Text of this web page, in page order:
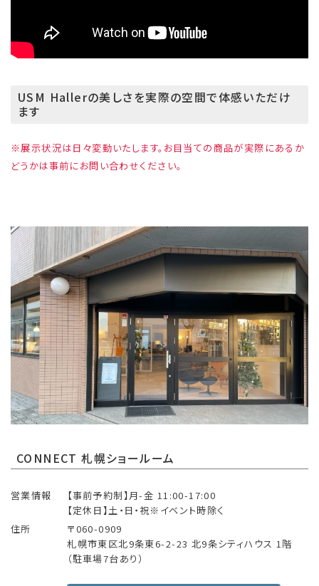
USM Hallerの美しさを実際の空間で体感いただけ
ます
※展示状況は日々変動いたします。お目当ての商品が実際にあるか
どうかは事前にお問い合わせください。
CONNECT 札幌ショールーム
営業情報
【事前予約制】月-金 11:00-17:00
【定休日】土・日・祝※イベント時除く
住所
〒060-0909
札幌市東区北9条東6-2-23 北9条シティハウス 1階
（駐車場7台あり）